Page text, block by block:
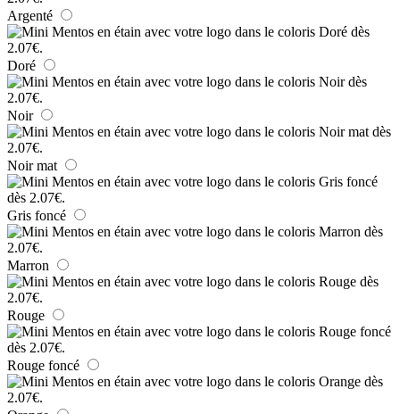
Argenté
Doré
Noir
Noir mat
Gris foncé
Marron
Rouge
Rouge foncé